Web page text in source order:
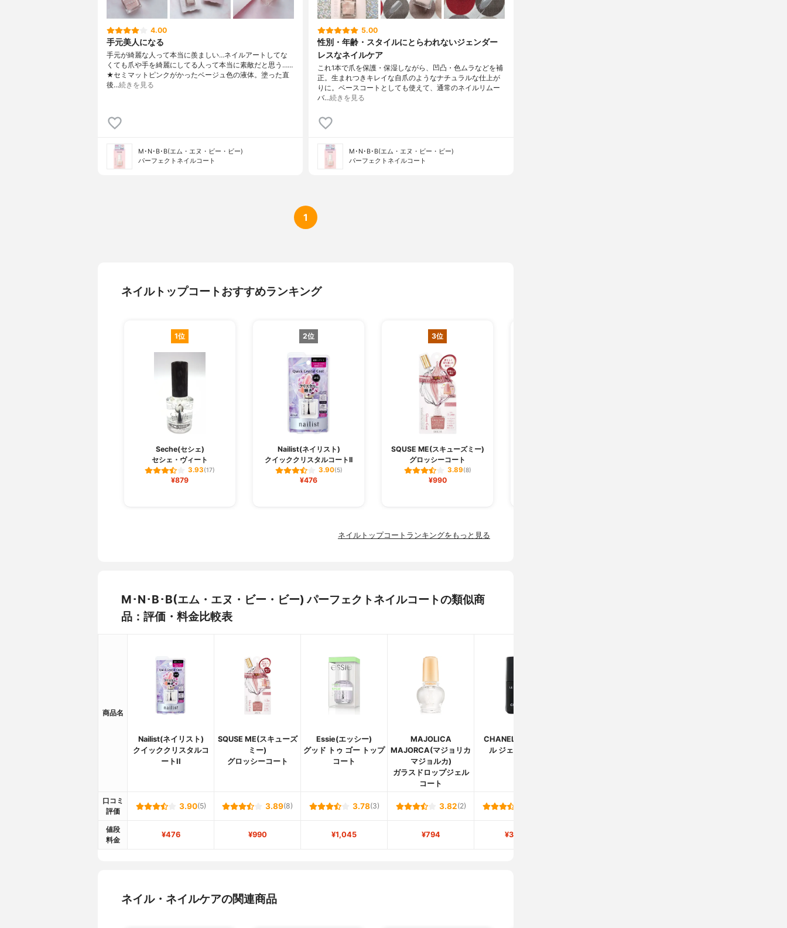
4.00
手元美人になる
手元が綺麗な人って本当に羨ましい…ネイルアートしてな
くても爪や手を綺麗にしてる人って本当に素敵だと思う……
★セミマットピンクがかったベージュ色の液体。塗った直
後…続きを見る
M･N･B･B(エム・エヌ・ビー・ビー)
パーフェクトネイルコート
5.00
性別・年齢・スタイルにとらわれないジェンダー
レスなネイルケア
これ1本で爪を保護・保湿しながら、凹凸・色ムラなどを補
正。生まれつきキレイな自爪のようなナチュラルな仕上が
りに。ベースコートとしても使えて、通常のネイルリムー
バ…続きを見る
M･N･B･B(エム・エヌ・ビー・ビー)
パーフェクトネイルコート
1
ネイルトップコートおすすめランキング
1位
Seche(セシェ)
セシェ・ヴィート
3.93(17)
¥879
2位
Nailist(ネイリスト)
クイッククリスタルコートII
3.90(5)
¥476
3位
SQUSE ME(スキューズミー)
グロッシーコート
3.89(8)
¥990
ネイルトップコートランキングをもっと見る
M･N･B･B(エム・エヌ・ビー・ビー) パーフェクトネイルコートの類似商
品：評価・料金比較表
商品名
Nailist(ネイリスト)
クイッククリスタルコ
ートII
SQUSE ME(スキューズ
ミー)
グロッシーコート
Essie(エッシー)
グッド トゥ ゴー トップ
コート
MAJOLICA
MAJORCA(マジョリカ
マジョルカ)
ガラスドロップジェル
コート
CHANEL(シャネル)
ル ジェル コート
口コミ
評価
3.90(5) 3.89(8) 3.78(3) 3.82(2)
値段
料金
¥476 ¥990 ¥1,045 ¥794 ¥3,520
ネイル・ネイルケアの関連商品